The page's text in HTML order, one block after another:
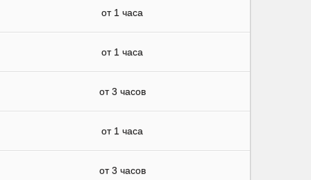
от 1 часа
от 1 часа
от 3 часов
от 1 часа
от 3 часов